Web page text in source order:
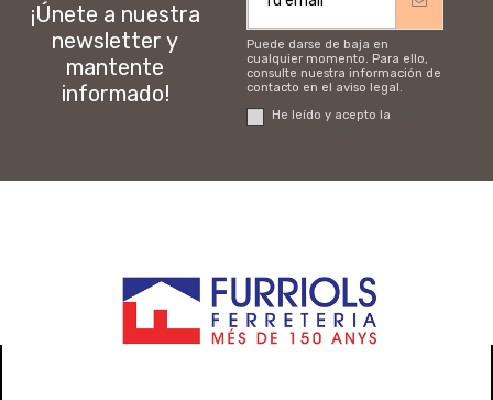
¡Únete a nuestra
newsletter y
mantente
informado!
Puede darse de baja en
cualquier momento. Para ello,
consulte nuestra información de
contacto en el aviso legal.
He leído y acepto la